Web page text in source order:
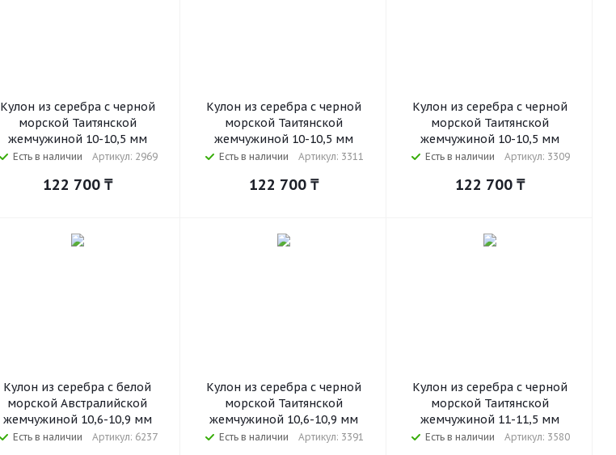
Кулон из серебра с черной
морской Таитянской
жемчужиной 10-10,5 мм
Есть в наличии Артикул: 2969
122 700₸
Кулон из серебра с черной
морской Таитянской
жемчужиной 10-10,5 мм
Есть в наличии Артикул: 3311
122 700₸
Кулон из серебра с черной
морской Таитянской
жемчужиной 10-10,5 мм
Есть в наличии Артикул: 3309
122 700₸
Кулон из серебра с белой
морской Австралийской
жемчужиной 10,6-10,9 мм
Есть в наличии Артикул: 6237
Кулон из серебра с черной
морской Таитянской
жемчужиной 10,6-10,9 мм
Есть в наличии Артикул: 3391
Кулон из серебра с черной
морской Таитянской
жемчужиной 11-11,5 мм
Есть в наличии Артикул: 3580